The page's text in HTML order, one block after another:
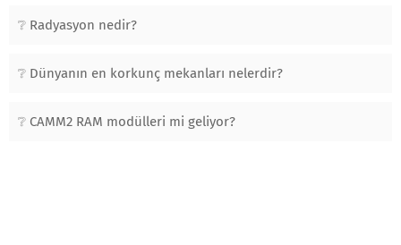
Radyasyon nedir?
Dünyanın en korkunç mekanları nelerdir?
CAMM2 RAM modülleri mi geliyor?